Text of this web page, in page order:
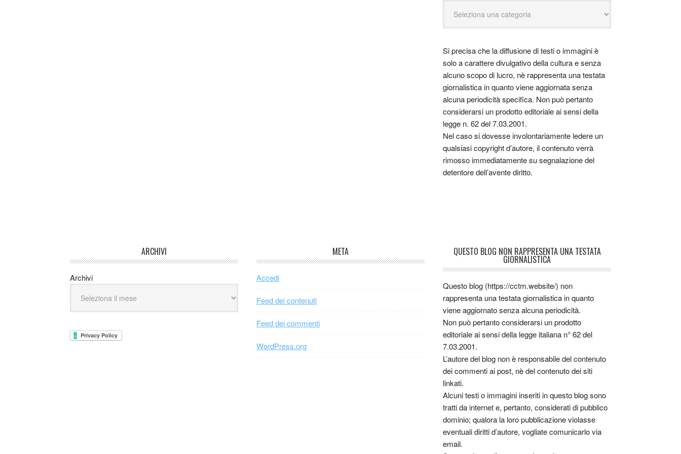
Si precisa che la diffusione di testi o immagini è
solo a carattere divulgativo della cultura e senza
alcuno scopo di lucro, nè rappresenta una testata
giornalistica in quanto viene aggiornata senza
alcuna periodicità specifica. Non può pertanto
considerarsi un prodotto editoriale ai sensi della
legge n. 62 del 7.03.2001.
Nel caso si dovesse involontariamente ledere un
qualsiasi copyright d’autore, il contenuto verrà
rimosso immediatamente su segnalazione del
detentore dell’avente diritto.
ARCHIVI
Archivi
META
Accedi
Feed dei contenuti
Feed dei commenti
WordPress.org
QUESTO BLOG NON RAPPRESENTA UNA TESTATA
GIORNALISTICA
Questo blog (https://cctm.website/) non
rappresenta una testata giornalistica in quanto
viene aggiornato senza alcuna periodicità.
Non può pertanto considerarsi un prodotto
editoriale ai sensi della legge italiana n° 62 del
7.03.2001.
L’autore del blog non è responsabile del contenuto
dei commenti ai post, nè del contenuto dei siti
linkati.
Alcuni testi o immagini inseriti in questo blog sono
tratti da internet e, pertanto, considerati di pubblico
dominio; qualora la loro pubblicazione violasse
eventuali diritti d’autore, vogliate comunicarlo via
email.